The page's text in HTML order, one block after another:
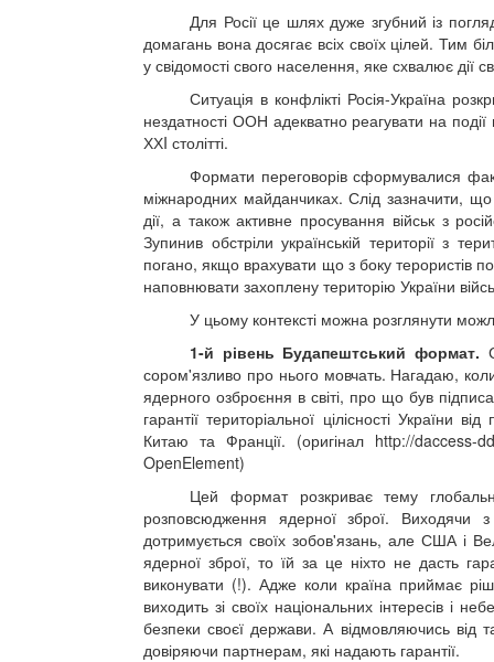
Для Росії це шлях дуже згубний із
домагань вона досягає всіх своїх цілей. Тим
у свідомості свого населення, яке схвалює дії
Ситуація в конфлікті Росія-Україна
нездатності ООН адекватно реагувати на події
ХХI столітті.
Формати переговорів сформувалися
міжнародних майданчиках. Слід зазначити,
дії, а також активне просування військ з
Зупинив обстріли українській території з
погано, якщо врахувати що з боку терористів
наповнювати захоплену територію України
У цьому контексті можна розглянути
1-й рівень Будапештський формат.
сором'язливо про нього мовчать. Нагадаю,
ядерного озброєння в світі, про що був
гарантії територіальної цілісності України
Китаю та Франції. (оригінал http://daccess-
OpenElement)
Цей формат розкриває тему
розповсюдження ядерної зброї. Виходячи
дотримується своїх зобов'язань, але США і
ядерної зброї, то їй за це ніхто не дасть
виконувати (!). Адже коли країна приймає
виходить зі своїх національних інтересів і
безпеки своєї держави. А відмовляючись від
довіряючи партнерам, які надають гарантії.